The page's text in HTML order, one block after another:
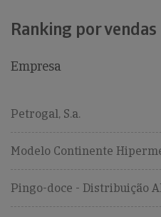
Ranking por vendas
Empresa
Petrogal, S.a.
Modelo Continente
Pingo-doce - Distribuição